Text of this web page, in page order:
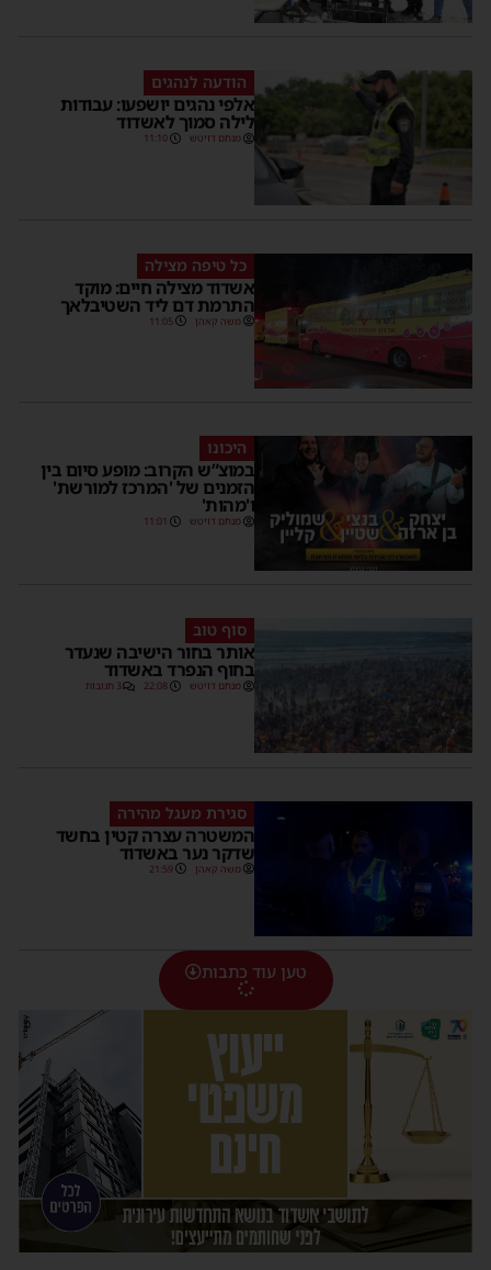
הודעה לנהגים
אלפי נהגים יושפעו: עבודות
לילה סמוך לאשדוד
מנחם דויטש 11:10
כל טיפה מצילה
אשדוד מצילה חיים: מוקד
התרמת דם ליד השטיבלאך
משה קאהן 11:05
היכונו
במוצ”ש הקרוב: מופע סיום בין
הזמנים של 'המרכז למורשת'
ו'מהות'
מנחם דויטש 11:01
סוף טוב
אותר בחור הישיבה שנעדר
בחוף הנפרד באשדוד
מנחם דויטש 22:08 3 תגובות
סגירת מעגל מהירה
המשטרה עצרה קטין בחשד
שדקר נער באשדוד
משה קאהן 21:59
טען עוד כתבות